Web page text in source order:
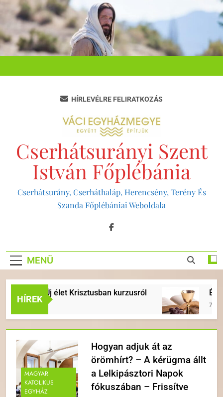
Ugrás
tartalomra
Cserhátsurányi Szent
István Főplébánia
Cserhátsurány, Cserháthaláp, Herencsény, Terény És
Szanda Főplébániai Weboldala
HÍRLEVÉLRE FELIRATKOZÁS
MENÜ
HÍREK
Új élet Krisztusban kurzusról ÉVKÖZI
7 Nap Ezelőtt
MAGYAR
KATOLIKUS
EGYHÁZ
Hogyan adjuk át az
örömhírt? – A kérügma állt
a Lelkipásztori Napok
fókuszában – Frissítve